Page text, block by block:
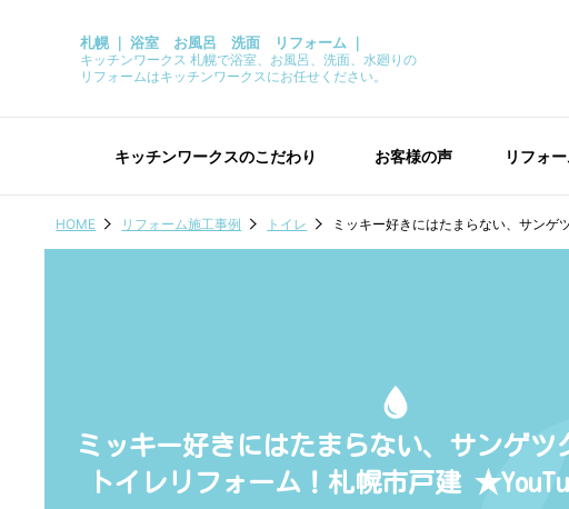
札幌 ｜ 浴室 お風呂 洗面 リフォーム ｜
キッチンワークス 札幌で浴室、お風呂、洗面、水廻りの
リフォームはキッチンワークスにお任せください。
キッチンワークスのこだわり お客様の声 リフォ
HOME リフォーム施工事例 トイレ ミッキー好きにはたまらない、サン
ミッキー好きにはたまらない、サンゲツ
トイレリフォーム！札幌市戸建